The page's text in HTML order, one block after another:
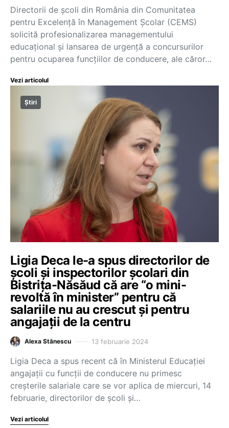
Directorii de școli din România din Comunitatea
pentru Excelență în Management Școlar (CEMS)
solicită profesionalizarea managementului
educațional și lansarea de urgență a concursurilor
pentru ocuparea funcțiilor de conducere, ale căror…
Vezi articolul
Știri
Ligia Deca le-a spus directorilor de
școli și inspectorilor școlari din
Bistrița-Năsăud că are “o mini-
revoltă în minister” pentru că
salariile nu au crescut și pentru
angajații de la centru
Alexa Stănescu 13 februarie 2024
Ligia Deca a spus recent că în Ministerul Educației
angajații cu funcții de conducere nu primesc
creșterile salariale care se vor aplica de miercuri, 14
februarie, directorilor de școli și…
Vezi articolul